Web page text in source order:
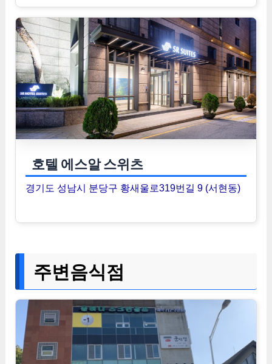
호텔 에스알 스위츠
경기도 성남시 분당구 황새울로319번길 9 (서현동)
주변음식점